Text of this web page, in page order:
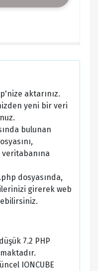
aktarınız.
yeni bir veri
bulunan
dosyasında,
girerek web
7.2 PHP
IONCUBE